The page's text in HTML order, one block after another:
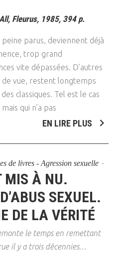
All, Fleurus, 1985, 394 p.
parus, deviennent déjà
trop grand
vite dépassées. D’autres
vue, restent longtemps
classiques. Tel est le cas
qui n’a pas
EN LIRE PLUS
de livres - Agression sexuelle
MIS À NU.
SEXUEL.
DE LA VÉRITÉ
le temps en remettant
il y a trois décennies…